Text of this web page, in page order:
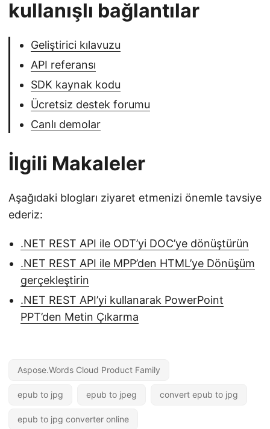
kullanışlı bağlantılar
Geliştirici kılavuzu
API referansı
SDK kaynak kodu
Ücretsiz destek forumu
Canlı demolar
İlgili Makaleler
Aşağıdaki blogları ziyaret etmenizi önemle tavsiye
ederiz:
.NET REST API ile ODT’yi DOC’ye dönüştürün
.NET REST API ile MPP’den HTML’ye Dönüşüm
gerçekleştirin
.NET REST API’yi kullanarak PowerPoint
PPT’den Metin Çıkarma
Aspose.Words Cloud Product Family
epub to jpg epub to jpeg convert epub to jpg
epub to jpg converter online